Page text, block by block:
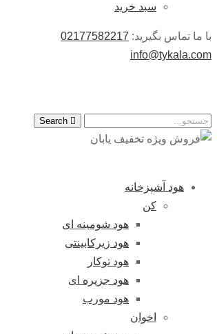
سبد خرید
با ما تماس بگیرید: 02177582217
info@tykala.com
Search
هود آشپزخانه
کن
هود شومینه ای
هود زیرکابینتی
هود توکار
هود جزیره ای
هود مورب
اخوان